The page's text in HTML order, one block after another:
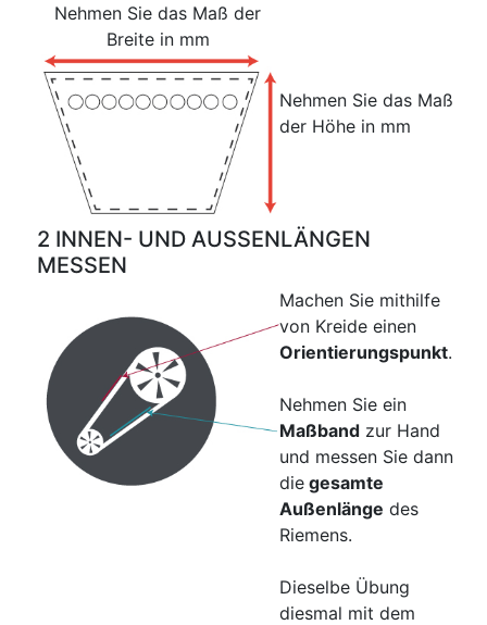
Nehmen Sie das Maß der
Breite in mm
Nehmen Sie das Maß
der Höhe in mm
2 INNEN- UND AUSSENLÄNGEN
MESSEN
Machen Sie mithilfe
von Kreide einen
Orientierungspunkt.
Nehmen Sie ein
Maßbandzur Hand
und messen Sie dann
diegesamte
Außenlänge des
Riemens.
Dieselbe Übung
diesmal mit dem